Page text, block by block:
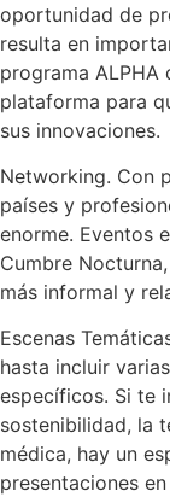
oportunidad de
resulta en
programa ALPHA
plataforma para
sus innovaciones.
Networking. Con
países y
enorme. Eventos
Cumbre
más informal y
Escenas
hasta incluir
específicos. Si te
sostenibilidad, la
médica, hay un
presentaciones